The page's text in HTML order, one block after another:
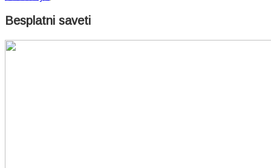
Besplatni saveti